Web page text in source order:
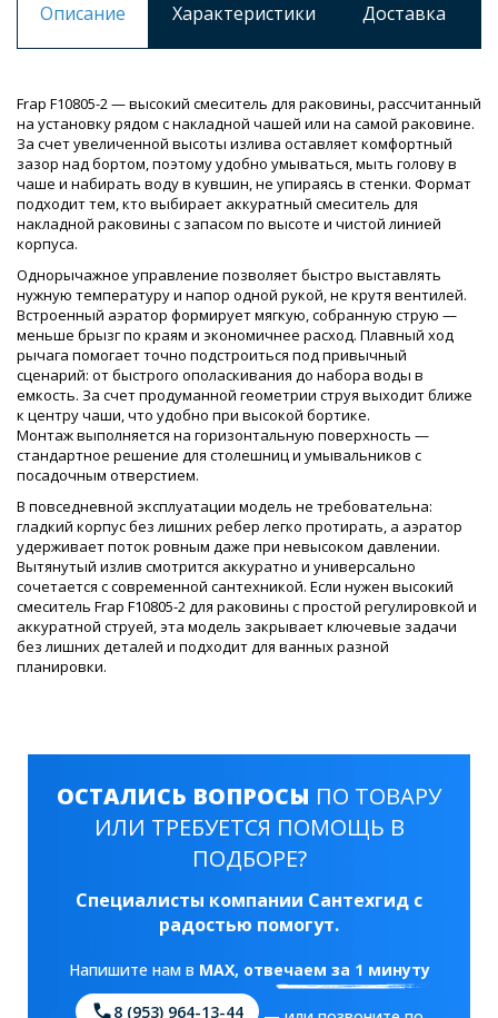
Описание Характеристики Доставка
Frap F10805-2 — высокий смеситель для раковины, рассчитанный
на установку рядом с накладной чашей или на самой раковине.
За счет увеличенной высоты излива оставляет комфортный
зазор над бортом, поэтому удобно умываться, мыть голову в
чаше и набирать воду в кувшин, не упираясь в стенки. Формат
подходит тем, кто выбирает аккуратный смеситель для
накладной раковины с запасом по высоте и чистой линией
корпуса.
Однорычажное управление позволяет быстро выставлять
нужную температуру и напор одной рукой, не крутя вентилей.
Встроенный аэратор формирует мягкую, собранную струю —
меньше брызг по краям и экономичнее расход. Плавный ход
рычага помогает точно подстроиться под привычный
сценарий: от быстрого ополаскивания до набора воды в
емкость. За счет продуманной геометрии струя выходит ближе
к центру чаши, что удобно при высокой бортике.
Монтаж выполняется на горизонтальную поверхность —
стандартное решение для столешниц и умывальников с
посадочным отверстием.
В повседневной эксплуатации модель не требовательна:
гладкий корпус без лишних ребер легко протирать, а аэратор
удерживает поток ровным даже при невысоком давлении.
Вытянутый излив смотрится аккуратно и универсально
сочетается с современной сантехникой. Если нужен высокий
смеситель Frap F10805-2 для раковины с простой регулировкой и
аккуратной струей, эта модель закрывает ключевые задачи
без лишних деталей и подходит для ванных разной
планировки.
ОСТАЛИСЬ ВОПРОСЫ ПО ТОВАРУ
ИЛИ ТРЕБУЕТСЯ ПОМОЩЬ В
ПОДБОРЕ?
Специалисты компании Сантехгид с
радостью помогут.
Напишите нам в MAX, отвечаем за 1 минуту
8 (953) 964-13-44